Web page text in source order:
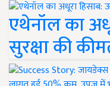
एथेनॉल का
सुरक्षा की